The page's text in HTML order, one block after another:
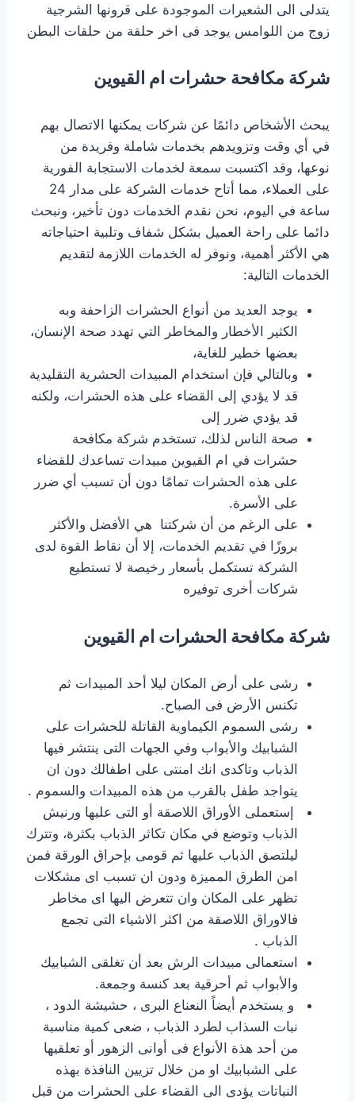
يتدلى الى الشعيرات الموجودة على قرونها الشرجية
زوج من اللوامس يوجد فى اخر حلقة من حلقات البطن
شركة مكافحة حشرات ام القيوين
يبحث الأشخاص دائمًا عن شركات يمكنها الاتصال بهم
في أي وقت وتزويدهم بخدمات شاملة وفريدة من
نوعها، وقد اكتسبت سمعة لخدمات الاستجابة الفورية
على العملاء، مما أتاح خدمات الشركة على مدار 24
ساعة في اليوم، نحن نقدم الخدمات دون تأخير، ونبحث
دائما على راحة العميل بشكل شفاف وتلبية احتياجاته
هي الأكثر أهمية، ونوفر له الخدمات اللازمة لتقديم
الخدمات التالية:
يوجد العديد من أنواع الحشرات الزاحفة وبه
الكثير الأخطار والمخاطر التي تهدد صحة الإنسان،
بعضها خطير للغاية،
وبالتالي فإن استخدام المبيدات الحشرية التقليدية
قد لا يؤدي إلى القضاء على هذه الحشرات، ولكنه
قد يؤدي ضرر إلى
صحة الناس لذلك، تستخدم شركة مكافحة
حشرات في ام القيوين مبيدات تساعدك للقضاء
على هذه الحشرات تمامًا دون أن تسبب أي ضرر
على الأسرة.
على الرغم من أن شركتنا هي الأفضل والأكثر
بروزًا في تقديم الخدمات، إلا أن نقاط القوة لدى
الشركة تستكمل بأسعار رخيصة لا تستطيع
شركات أخرى توفيره
شركة مكافحة الحشرات ام القيوين
رشى على أرض المكان ليلا أحد المبيدات ثم
تكنس الأرض فى الصباح.
رشى السموم الكيماوية القاتلة للحشرات على
الشبابيك والأبواب وفي الجهات التى ينتشر فيها
الذباب وتاكدى انك امنتى على اطفالك دون ان
يتواجد طفل بالقرب من هذه المبيدات والسموم .
إستعملى الأوراق اللاصقة أو التى عليها ورنيش
الذباب وتوضع في مكان تكاثر الذباب بكثرة، وتترك
ليلتصق الذباب عليها ثم قومى بإحراق الورقة فمن
امن الطرق المميزة ودون ان تسبب اى مشكلات
تظهر على المكان وان تتعرض اليها اى مخاطر
فالاوراق اللاصقة من اكثر الاشياء التى تجمع
الذباب .
استعمالى مبيدات الرش بعد أن تغلقى الشبابيك
والأبواب ثم أحرقية بعد كنسة وجمعة.
و يستخدم أيضاً النعناع البرى ، حشيشة الدود ،
نبات السذاب لطرد الذباب ، ضعى كمية مناسبة
من أحد هذة الأنواع فى أوانى الزهور أو تعلقيها
على الشبابيك او من خلال تزيين النافذة بهذه
النباتات يؤدى الى القضاء على الحشرات من قبل